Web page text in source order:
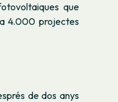
que
4.000 projectes
de dos anys